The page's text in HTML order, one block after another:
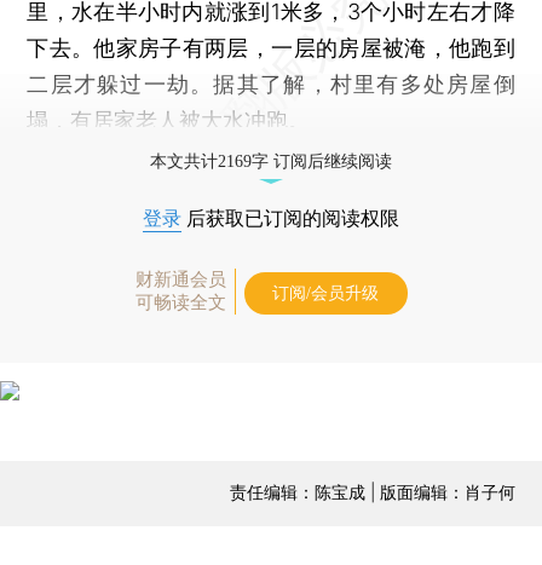
里，水在半小时内就涨到1米多，3个小时左右才降
下去。他家房子有两层，一层的房屋被淹，他跑到
二层才躲过一劫。据其了解，村里有多处房屋倒
塌，有居家老人被大水冲跑。
本文共计2169字 订阅后继续阅读
登录 后获取已订阅的阅读权限
财新通会员
可畅读全文
订阅/会员升级
责任编辑：陈宝成 | 版面编辑：肖子何